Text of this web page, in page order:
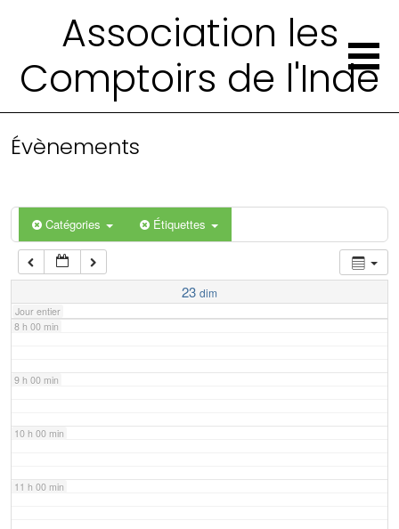
Association les
Comptoirs de l'Inde
Évènements
Catégories Étiquettes
23 dim
Jour entier
4 h 00 min
6 h 00 min
7 h 00 min
8 h 00 min
9 h 00 min
10 h 00 min
11 h 00 min